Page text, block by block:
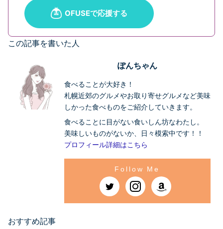
この記事を書いた人
ぽんちゃん
食べることが大好き！
札幌近郊のグルメやお取り寄せグルメなど美味
しかった食べものをご紹介していきます。
食べることに目がない食いしん坊なわたし。
美味しいものがないか、日々模索中です！！
プロフィール詳細はこちら
おすすめ記事